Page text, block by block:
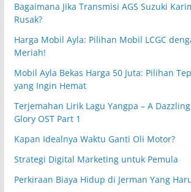
Bagaimana Jika Transmisi AGS Suzuki
Rusak?
Harga Mobil Ayla: Pilihan Mobil LCGC
Meriah!
Mobil Ayla Bekas Harga 50 Juta: Pilihan
yang Ingin Hemat
Terjemahan Lirik Lagu Yangpa – A
Glory OST Part 1
Kapan Idealnya Waktu Ganti Oli Motor?
Strategi Digital Marketing untuk Pemula
Perkiraan Biaya Hidup di Jerman Yang